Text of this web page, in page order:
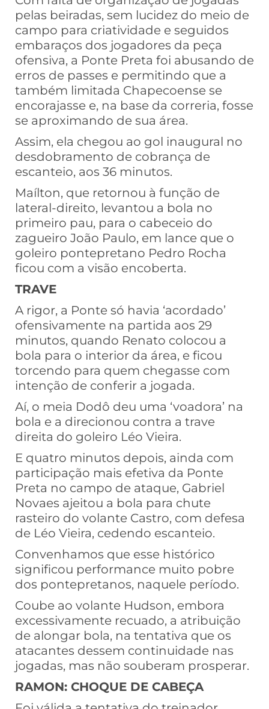
pelas beiradas, sem lucidez do meio de
campo para criatividade e seguidos
embaraços dos jogadores da peça
ofensiva, a Ponte Preta foi abusando de
erros de passes e permitindo que a
também limitada Chapecoense se
encorajasse e, na base da correria, fosse
se aproximando de sua área.
Assim, ela chegou ao gol inaugural no
desdobramento de cobrança de
escanteio, aos 36 minutos.
Maílton, que retornou à função de
lateral-direito, levantou a bola no
primeiro pau, para o cabeceio do
zagueiro João Paulo, em lance que o
goleiro pontepretano Pedro Rocha
ficou com a visão encoberta.
TRAVE
A rigor, a Ponte só havia ‘acordado’
ofensivamente na partida aos 29
minutos, quando Renato colocou a
bola para o interior da área, e ficou
torcendo para quem chegasse com
intenção de conferir a jogada.
Aí, o meia Dodô deu uma ‘voadora’ na
bola e a direcionou contra a trave
direita do goleiro Léo Vieira.
E quatro minutos depois, ainda com
participação mais efetiva da Ponte
Preta no campo de ataque, Gabriel
Novaes ajeitou a bola para chute
rasteiro do volante Castro, com defesa
de Léo Vieira, cedendo escanteio.
Convenhamos que esse histórico
significou performance muito pobre
dos pontepretanos, naquele período.
Coube ao volante Hudson, embora
excessivamente recuado, a atribuição
de alongar bola, na tentativa que os
atacantes dessem continuidade nas
jogadas, mas não souberam prosperar.
RAMON: CHOQUE DE CABEÇA